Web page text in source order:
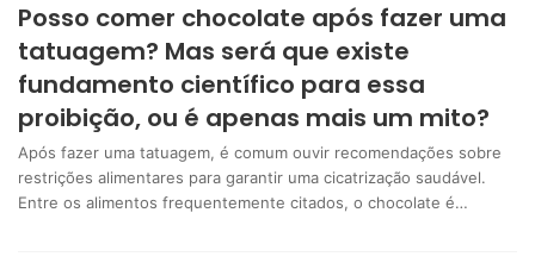
Posso comer chocolate após fazer uma
tatuagem? Mas será que existe
fundamento científico para essa
proibição, ou é apenas mais um mito?
Após fazer uma tatuagem, é comum ouvir recomendações sobre
restrições alimentares para garantir uma cicatrização saudável.
Entre os alimentos frequentemente citados, o chocolate é…